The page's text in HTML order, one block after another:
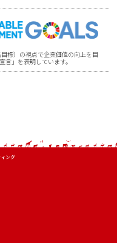
標）の視点で企業価値の向上を目
」を表明しています。